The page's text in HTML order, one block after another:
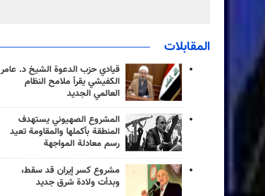
المقابلات
قيادي حزب الدعوة الشيخ د. عامر
الكفيشي يقرأ ملامح النظام
العالمي الجديد
المشروع الصهيوني يستهدف
المنطقة بأكملها والمقاومة تعيد
رسم معادلة المواجهة
مشروع كسر إيران قد سقط،
وبدأت ولادة شرق جديد